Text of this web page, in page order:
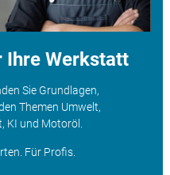
Werkstatt
Sie Grundlagen,
Themen Umwelt,
und Motoröl.
Für Profis.